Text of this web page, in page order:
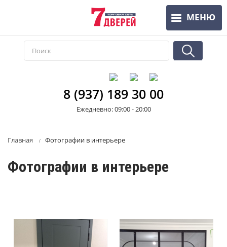
содержанию
МЕНЮ
8 (937) 189 30 00
Ежедневно: 09:00 - 20:00
Главная Фотографии в интерьере
Фотографии в интерьере